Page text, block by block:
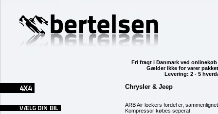
Fri fragt i Danmark ved onlinekøb
Gælder ikke for varer
Levering: 2 - 5
Chrysler & Jeep
ARB Air lockers fordel er,
Kompressor købes seperat.